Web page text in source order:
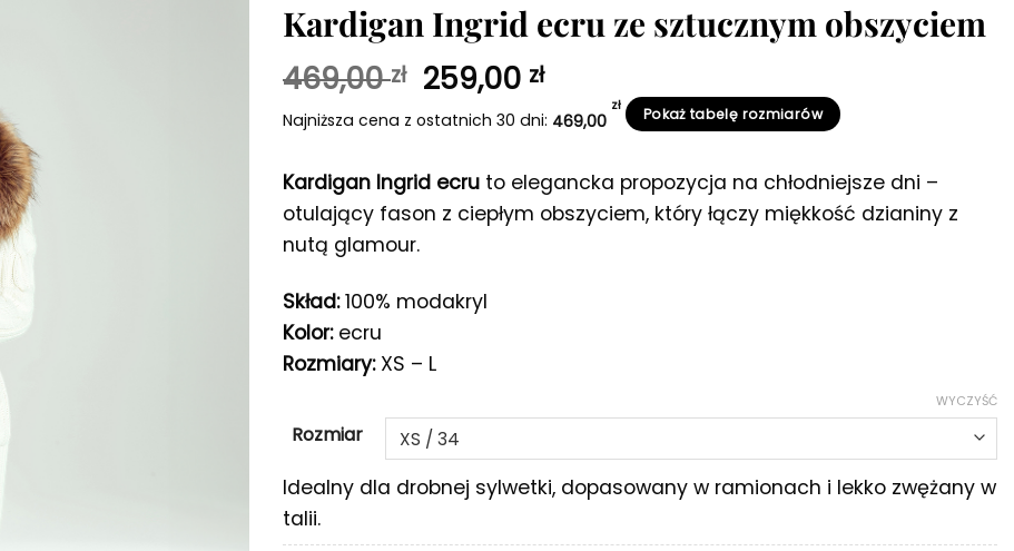
Kardigan Ingrid ecru ze sztucznym obszyciem
469,00zł Pierwotna
cena
wynosiła:
469,00 zł.
259,00 złAktualna
cena
wynosi:
259,00 zł.
Najniższa cena z ostatnich 30 dni: 469,00
zł Pokaż tabelę rozmiarów
Kardigan Ingrid ecru to elegancka propozycja na chłodniejsze dni –
otulający fason z ciepłym obszyciem, który łączy miękkość dzianiny z
nutą glamour.
Skład:100% modakryl
Kolor:ecru
Rozmiary:XS – L
Rozmiar
WYCZYŚĆ
Idealny dla drobnej sylwetki, dopasowany w ramionach i lekko zwężany w
talii.